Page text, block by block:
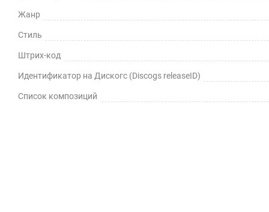
Жанр
Стиль
Штрих-код
Идентификатор на Дискогс (Discogs releaseID)
Список композиций